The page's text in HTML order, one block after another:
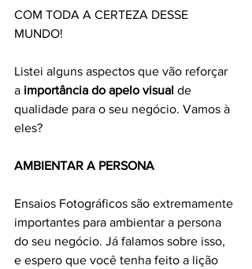
COM TODA A CERTEZA DESSE
MUNDO!
Listei alguns aspectos que vão reforçar
a importância do apelo visual de
qualidade para o seu negócio. Vamos à
eles?
AMBIENTAR A PERSONA
Ensaios Fotográficos são extremamente
importantes para ambientar a persona
do seu negócio. Já falamos sobre isso,
e espero que você tenha feito a lição